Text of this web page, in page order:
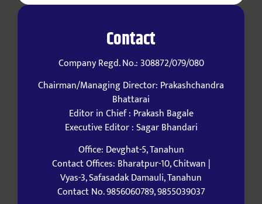
Contact
Company Regd. No.: 308872/079/080
Chairman/Managing Director: Prakashchandra
Bhattarai
Editor in Chief : Prakash Bagale
Executive Editor : Sagar Bhandari
Office: Devghat-5, Tanahun
Contact Offices: Bharatpur-10, Chitwan |
Vyas-3, Safasadak Damauli, Tanahun
Contact No. 9856060789, 9855039037